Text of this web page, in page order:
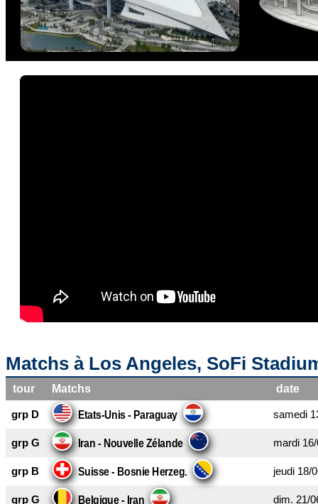
Matchs à Los Angeles, SoFi
tour Matchs date
grp D Etats-Unis - Paraguay samedi
grp G Iran - Nouvelle Zélande mardi
grp B Suisse - Bosnie Herzeg. jeudi 18/
grp G Belgique - Iran dim. 21/